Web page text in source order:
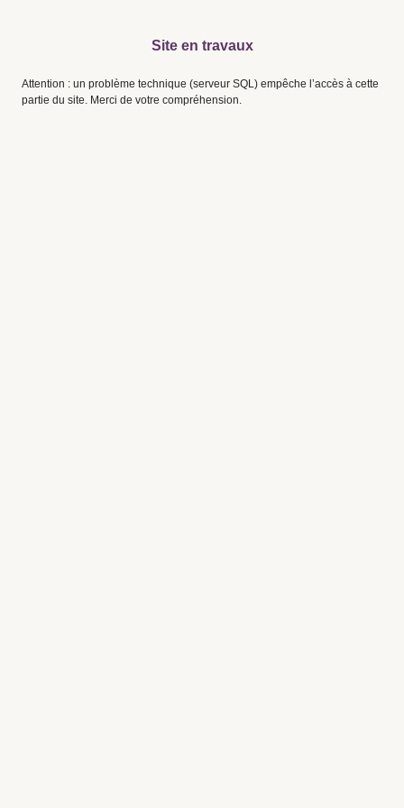
Site en travaux
Attention : un problème technique (serveur SQL) empêche l’accès à cette
partie du site. Merci de votre compréhension.